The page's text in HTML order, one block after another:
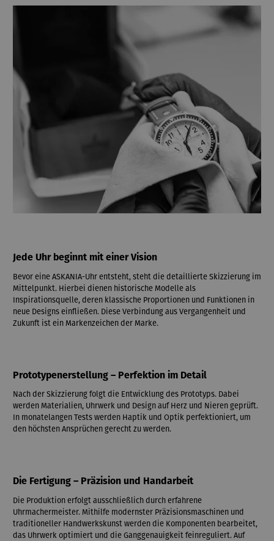
Jede Uhr beginnt mit einer Vision
Bevor eine ASKANIA-Uhr entsteht, steht die detaillierte Skizzierung im
Mittelpunkt. Hierbei dienen historische Modelle als
Inspirationsquelle, deren klassische Proportionen und Funktionen in
neue Designs einfließen. Diese Verbindung aus Vergangenheit und
Zukunft ist ein Markenzeichen der Marke.
Prototypenerstellung – Perfektion im Detail
Nach der Skizzierung folgt die Entwicklung des Prototyps. Dabei
werden Materialien, Uhrwerk und Design auf Herz und Nieren geprüft.
In monatelangen Tests werden Haptik und Optik perfektioniert, um
den höchsten Ansprüchen gerecht zu werden.
Die Fertigung – Präzision und Handarbeit
Die Produktion erfolgt ausschließlich durch erfahrene
Uhrmachermeister. Mithilfe modernster Präzisionsmaschinen und
traditioneller Handwerkskunst werden die Komponenten bearbeitet,
das Uhrwerk optimiert und die Ganggenauigkeit feinreguliert. Auf